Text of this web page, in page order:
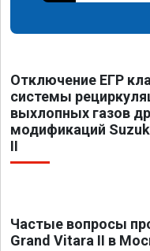
Отключение ЕГР
системы
выхлопных газов
модификаций
II
Частые вопросы
Grand Vitara II в